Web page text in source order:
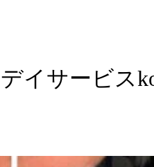
イサービス